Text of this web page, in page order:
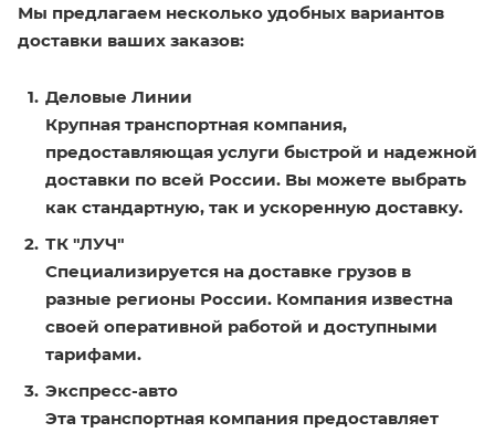
Мы предлагаем несколько удобных вариантов
доставки ваших заказов:
Деловые Линии
Крупная транспортная компания,
предоставляющая услуги быстрой и надежной
доставки по всей России. Вы можете выбрать
как стандартную, так и ускоренную доставку.
ТК "ЛУЧ"
Специализируется на доставке грузов в
разные регионы России. Компания известна
своей оперативной работой и доступными
тарифами.
Экспресс-авто
Эта транспортная компания предоставляет